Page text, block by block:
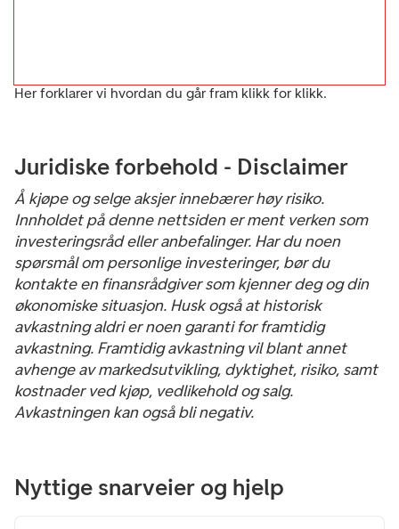
Her forklarer vi hvordan du går fram klikk for klikk.
Juridiske forbehold - Disclaimer
Å kjøpe og selge aksjer innebærer høy risiko.
Innholdet på denne nettsiden er ment verken som
investeringsråd eller anbefalinger. Har du noen
spørsmål om personlige investeringer, bør du
kontakte en finansrådgiver som kjenner deg og din
økonomiske situasjon. Husk også at historisk
avkastning aldri er noen garanti for framtidig
avkastning. Framtidig avkastning vil blant annet
avhenge av markedsutvikling, dyktighet, risiko, samt
kostnader ved kjøp, vedlikehold og salg.
Avkastningen kan også bli negativ.
Nyttige snarveier og hjelp